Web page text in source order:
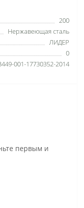
200
Нержавеющая сталь
ЛИДЕР
0
001-17730352-2014
первым и